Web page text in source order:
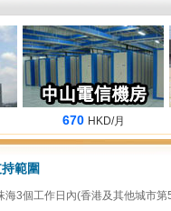
670HKD/月
範圍
海3個工作日內(香港及其他城市第